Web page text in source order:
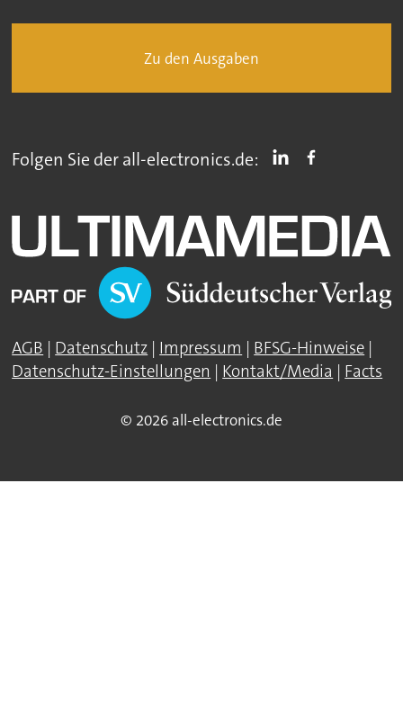
Zu den Ausgaben
Folgen Sie der all-electronics.de:
AGB | Datenschutz | Impressum | BFSG-Hinweise |
Datenschutz-Einstellungen | Kontakt/Media | Facts
© 2026 all-electronics.de